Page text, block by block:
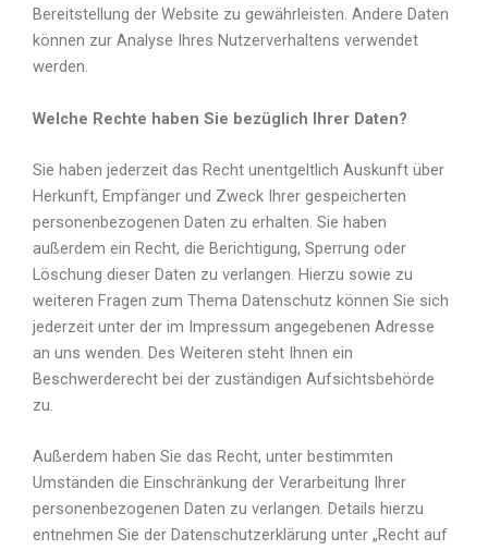
Bereitstellung der Website zu gewährleisten. Andere Daten
können zur Analyse Ihres Nutzerverhaltens verwendet
werden.
Welche Rechte haben Sie bezüglich Ihrer Daten?
Sie haben jederzeit das Recht unentgeltlich Auskunft über
Herkunft, Empfänger und Zweck Ihrer gespeicherten
personenbezogenen Daten zu erhalten. Sie haben
außerdem ein Recht, die Berichtigung, Sperrung oder
Löschung dieser Daten zu verlangen. Hierzu sowie zu
weiteren Fragen zum Thema Datenschutz können Sie sich
jederzeit unter der im Impressum angegebenen Adresse
an uns wenden. Des Weiteren steht Ihnen ein
Beschwerderecht bei der zuständigen Aufsichtsbehörde
zu.
Außerdem haben Sie das Recht, unter bestimmten
Umständen die Einschränkung der Verarbeitung Ihrer
personenbezogenen Daten zu verlangen. Details hierzu
entnehmen Sie der Datenschutzerklärung unter „Recht auf